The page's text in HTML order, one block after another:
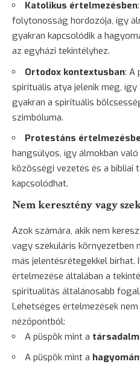
Katolikus értelmezésben
folytonosság hordozója, így
gyakran kapcsolódik a
az egyházi tekintélyhez.
Ortodox kontextusban: A
spirituális atya jelenik meg,
gyakran a spirituális
szimbóluma.
Protestáns
hangsúlyos, így álmokban való
közösségi vezetés és a bibliai
kapcsolódhat.
Nem keresztény vagy
Azok számára, akik nem
vagy szekuláris környezetben
más jelentésrétegekkel bírhat.
értelmezése általában a
spiritualitás általánosabb
Lehetséges értelmezések
nézőpontból:
A püspök mint a
A püspök mint a